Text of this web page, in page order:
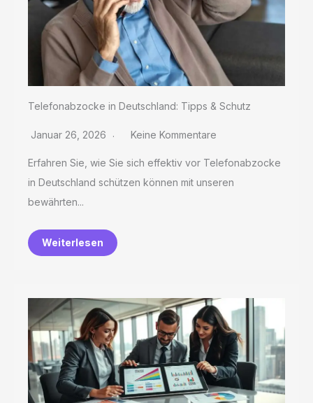
Telefonabzocke in Deutschland: Tipps & Schutz
Januar 26, 2026 Keine Kommentare
Erfahren Sie, wie Sie sich effektiv vor Telefonabzocke
in Deutschland schützen können mit unseren
bewährten...
Weiterlesen